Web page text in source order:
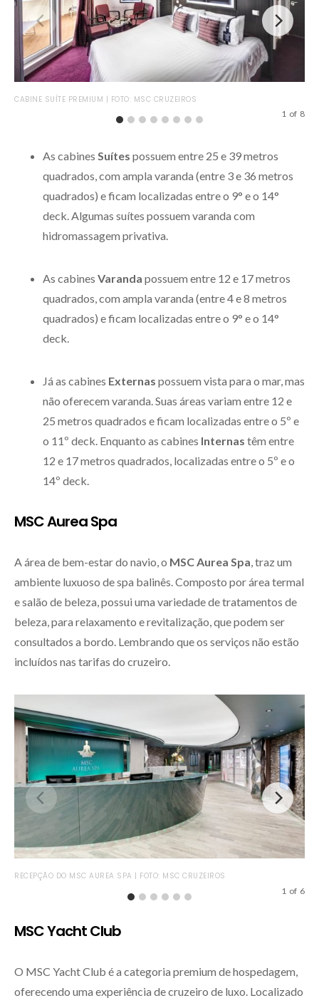
CABINE SUÍTE PREMIUM | FOTO: MSC CRUZEIROS
1 of 8
As cabines Suítes possuem entre 25 e 39 metros
quadrados, com ampla varanda (entre 3 e 36 metros
quadrados) e ficam localizadas entre o 9° e o 14°
deck. Algumas suítes possuem varanda com
hidromassagem privativa.
As cabines Varanda possuem entre 12 e 17 metros
quadrados, com ampla varanda (entre 4 e 8 metros
quadrados) e ficam localizadas entre o 9° e o 14°
deck.
Já as cabines Externas possuem vista para o mar, mas
não oferecem varanda. Suas áreas variam entre 12 e
25 metros quadrados e ficam localizadas entre o 5º e
o 11º deck. Enquanto as cabines Internas têm entre
12 e 17 metros quadrados, localizadas entre o 5º e o
14º deck.
MSC Aurea Spa
A área de bem-estar do navio, o MSC Aurea Spa, traz um
ambiente luxuoso de spa balinês. Composto por área termal
e salão de beleza, possui uma variedade de tratamentos de
beleza, para relaxamento e revitalização, que podem ser
consultados a bordo. Lembrando que os serviços não estão
incluídos nas tarifas do cruzeiro.
RECEPÇÃO DO MSC AUREA SPA | FOTO: MSC CRUZEIROS
1 of 6
MSC Yacht Club
O MSC Yacht Club é a categoria premium de hospedagem,
oferecendo uma experiência de cruzeiro de luxo. Localizado